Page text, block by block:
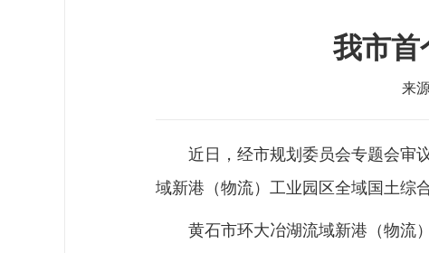
我市首
来
近日，经市规划委员会专题会审
域新港（物流）工业园区全域国土综
黄石市环大冶湖流域新港（物流